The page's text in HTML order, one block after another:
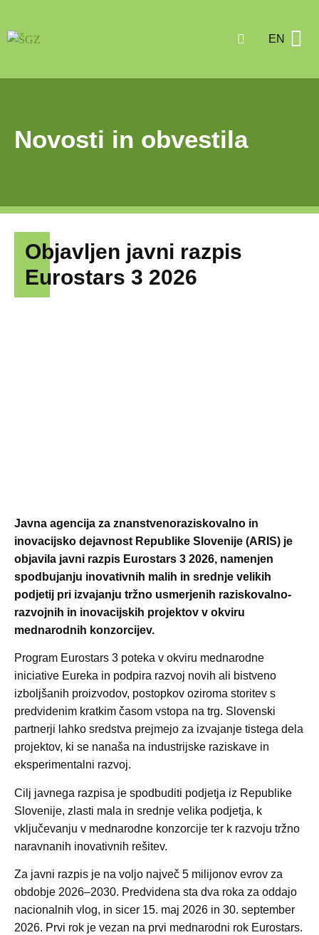
EN
Novosti in obvestila
Objavljen javni razpis
Eurostars 3 2026
Javna agencija za znanstvenoraziskovalno in
inovacijsko dejavnost Republike Slovenije (ARIS) je
objavila javni razpis Eurostars 3 2026, namenjen
spodbujanju inovativnih malih in srednje velikih
podjetij pri izvajanju tržno usmerjenih raziskovalno-
razvojnih in inovacijskih projektov v okviru
mednarodnih konzorcijev.
Program Eurostars 3 poteka v okviru mednarodne
iniciative Eureka in podpira razvoj novih ali bistveno
izboljšanih proizvodov, postopkov oziroma storitev s
predvidenim kratkim časom vstopa na trg. Slovenski
partnerji lahko sredstva prejmejo za izvajanje tistega dela
projektov, ki se nanaša na industrijske raziskave in
eksperimentalni razvoj.
Cilj javnega razpisa je spodbuditi podjetja iz Republike
Slovenije, zlasti mala in srednje velika podjetja, k
vključevanju v mednarodne konzorcije ter k razvoju tržno
naravnanih inovativnih rešitev.
Za javni razpis je na voljo največ 5 milijonov evrov za
obdobje 2026–2030. Predvidena sta dva roka za oddajo
nacionalnih vlog, in sicer 15. maj 2026 in 30. september
2026. Prvi rok je vezan na prvi mednarodni rok Eurostars.